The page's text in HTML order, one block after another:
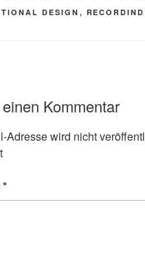
DESIGN , RECORDIND
Kommentar
Adresse wird nicht
*